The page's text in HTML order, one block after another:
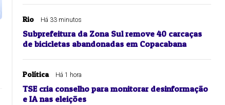
Rio Há 33 minutos
Subprefeitura da Zona Sul remove 40 carcaças
de bicicletas abandonadas em Copacabana
Política Há 1 hora
TSE cria conselho para monitorar desinformação
e IA nas eleições